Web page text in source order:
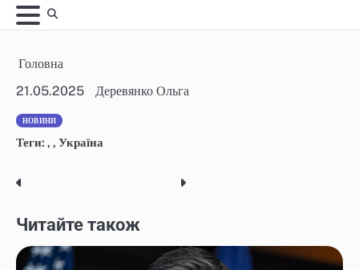
Skip
to
Головна
21.05.2025
Деревянко Ольга
НОВИНИ
Теги: , , Україна
Post
navigation
Читайте також